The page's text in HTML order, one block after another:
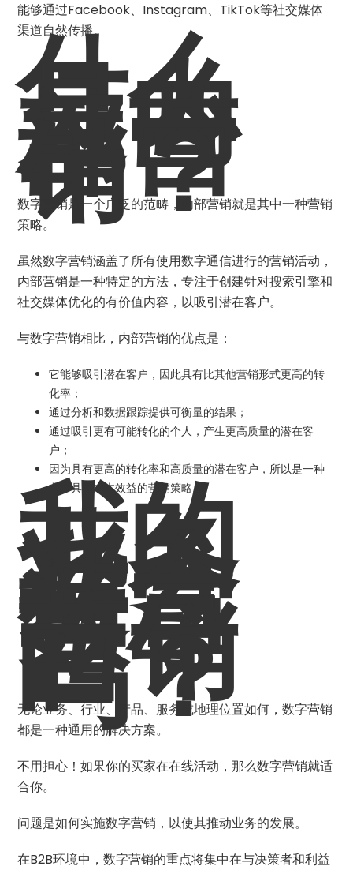
能够通过Facebook、Instagram、TikTok等社交媒体
渠道自然传播。
什么
是内
部营
销？
数字营销是一个广泛的范畴，内部营销就是其中一种营销
策略。
虽然数字营销涵盖了所有使用数字通信进行的营销活动，
内部营销是一种特定的方法，专注于创建针对搜索引擎和
社交媒体优化的有价值内容，以吸引潜在客户。
与数字营销相比，内部营销的优点是：
它能够吸引潜在客户，因此具有比其他营销形式更高的转
化率；
通过分析和数据跟踪提供可衡量的结果；
通过吸引更有可能转化的个人，产生更高质量的潜在客
户；
因为具有更高的转化率和高质量的潜在客户，所以是一种
非常具有成本效益的营销策略。
我的
业务
适合
数字
营销
吗？
无论业务、行业、产品、服务或地理位置如何，数字营销
都是一种通用的解决方案。
不用担心！如果你的买家在在线活动，那么数字营销就适
合你。
问题是如何实施数字营销，以使其推动业务的发展。
在B2B环境中，数字营销的重点将集中在与决策者和利益